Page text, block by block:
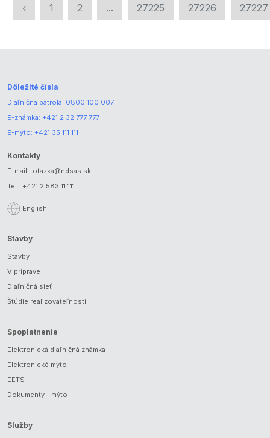
‹ 1 2 ... 27225 27226 27227
Dôležité čísla
Diaľničná patrola: 0800 100 007
E-známka: +421 2 32 777 777
E-mýto: +421 35 111 111
Kontakty
E-mail.: otazka@ndsas.sk
Tel.: +421 2 583 11 111
English
Stavby
Stavby
V príprave
Diaľničná sieť
Štúdie realizovateľnosti
Spoplatnenie
Elektronická diaľničná známka
Elektronické mýto
EETS
Dokumenty - mýto
Služby